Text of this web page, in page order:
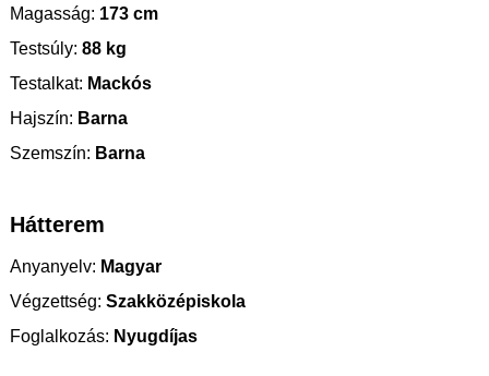
Magasság: 173 cm
Testsúly: 88 kg
Testalkat: Mackós
Hajszín: Barna
Szemszín: Barna
Hátterem
Anyanyelv: Magyar
Végzettség: Szakközépiskola
Foglalkozás: Nyugdíjas